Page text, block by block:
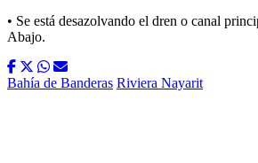
• Se está desazolvando el dren o canal
Abajo.
Bahía de Banderas Riviera Nayarit